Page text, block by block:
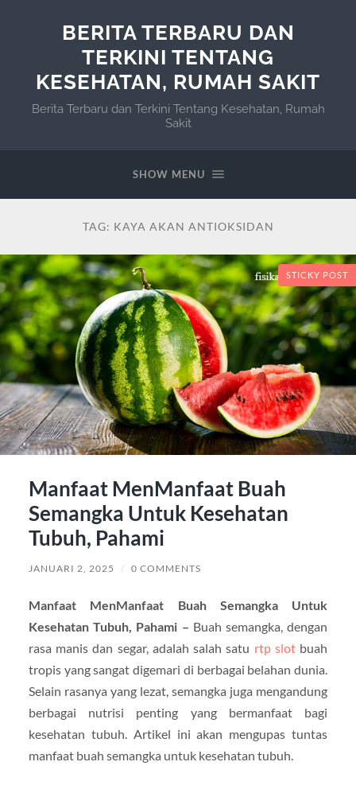
BERITA TERBARU DAN
TERKINI TENTANG
KESEHATAN, RUMAH SAKIT
Berita Terbaru dan Terkini Tentang Kesehatan, Rumah
Sakit
SHOW MENU
TAG: KAYA AKAN ANTIOKSIDAN
STICKY POST
Manfaat MenManfaat Buah
Semangka Untuk Kesehatan
Tubuh, Pahami
JANUARI 2, 2025 / 0 COMMENTS
Manfaat MenManfaat Buah Semangka Untuk
Kesehatan Tubuh, Pahami – Buah semangka, dengan
rasa manis dan segar, adalah salah satu rtp slotbuah
tropis yang sangat digemari di berbagai belahan dunia.
Selain rasanya yang lezat, semangka juga mengandung
berbagai nutrisi penting yang bermanfaat bagi
kesehatan tubuh. Artikel ini akan mengupas tuntas
manfaat buah semangka untuk kesehatan tubuh.